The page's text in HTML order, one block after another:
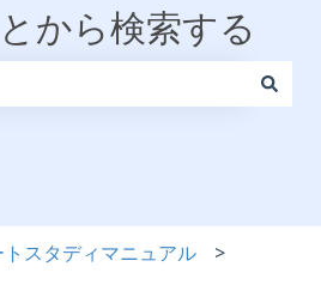
から検索する
スタディマニュアル